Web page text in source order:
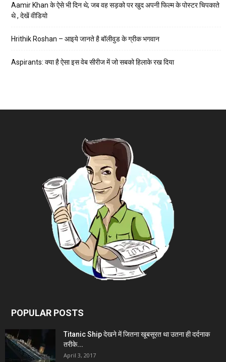
Aamir Khan के ऐसे भी दिन थे; जब वह सड़को पर खुद अपनी फिल्म के पोस्टर चिपकाते
थे , देखें वीडियो
Hrithik Roshan – आइये जानते है बॉलीवुड के ग्रीक भगवान
Aspirants: क्या है ऐसा इस वेब सीरीज में जो सबको हिलाके रख दिया
POPULAR POSTS
Titanic Ship देखने में जितना खूबसूरत था उतना ही दर्दनाक
तरीके...
April 3, 2017